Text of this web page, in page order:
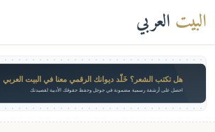
البيتالعربي
هل تكتب الشعر؟ خَلّد ديوانك الرقمي معنا في البيت العربي
احصل على أرشفة رسمية مضمونة في جوجل وحفظ حقوقك الأدبية لقصيدتك